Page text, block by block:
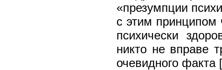
«презумпции
с этим принципом
психически
никто не вправе
очевидного факта